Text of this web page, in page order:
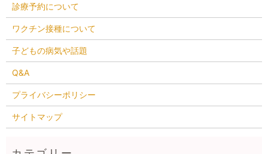
診療予約について
ワクチン接種について
子どもの病気や話題
Q&A
プライバシーポリシー
サイトマップ